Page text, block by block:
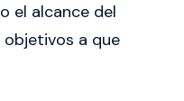
el alcance del
a que